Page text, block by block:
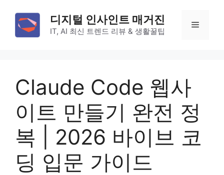
디지털 인사인트 매거진
IT, AI 최신 트렌드 리뷰 & 생활꿀팁
메
Claude Code 웹사
이트 만들기 완전 정
복 | 2026 바이브 코
딩 입문 가이드